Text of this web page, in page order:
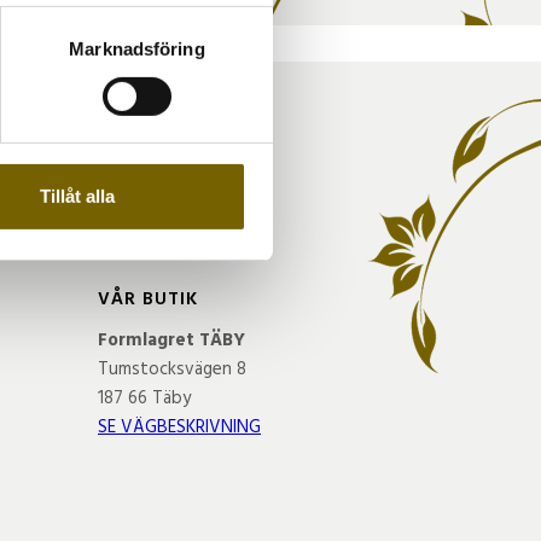
. Du kan ändra
information från din enhet
kombinera informationen
Marknadsföring
Tillåt alla
VÅR BUTIK
Formlagret TÄBY
Tumstocksvägen 8
187 66 Täby
SE VÄGBESKRIVNING